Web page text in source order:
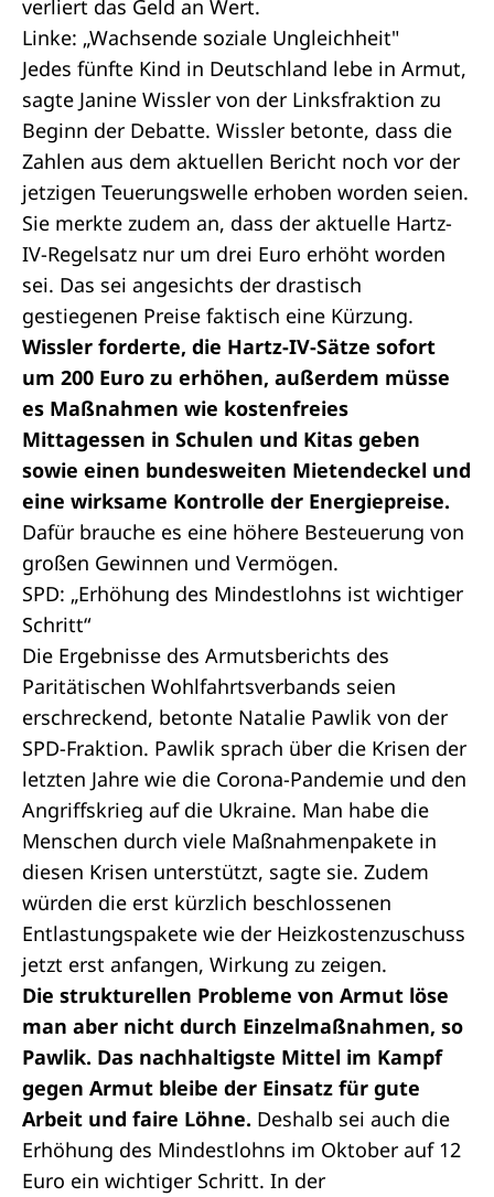
verliert das Geld an Wert.
Linke: „Wachsende soziale Ungleichheit"
Jedes fünfte Kind in Deutschland lebe in Armut,
sagte Janine Wissler von der Linksfraktion zu
Beginn der Debatte. Wissler betonte, dass die
Zahlen aus dem aktuellen Bericht noch vor der
jetzigen Teuerungswelle erhoben worden seien.
Sie merkte zudem an, dass der aktuelle Hartz-
IV-Regelsatz nur um drei Euro erhöht worden
sei. Das sei angesichts der drastisch
gestiegenen Preise faktisch eine Kürzung.
Wissler forderte, die Hartz-IV-Sätze sofort
um 200 Euro zu erhöhen, außerdem müsse
es Maßnahmen wie kostenfreies
Mittagessen in Schulen und Kitas geben
sowie einen bundesweiten Mietendeckel und
eine wirksame Kontrolle der Energiepreise.
Dafür brauche es eine höhere Besteuerung von
großen Gewinnen und Vermögen.
SPD: „Erhöhung des Mindestlohns ist wichtiger
Schritt“
Die Ergebnisse des Armutsberichts des
Paritätischen Wohlfahrtsverbands seien
erschreckend, betonte Natalie Pawlik von der
SPD-Fraktion. Pawlik sprach über die Krisen der
letzten Jahre wie die Corona-Pandemie und den
Angriffskrieg auf die Ukraine. Man habe die
Menschen durch viele Maßnahmenpakete in
diesen Krisen unterstützt, sagte sie. Zudem
würden die erst kürzlich beschlossenen
Entlastungspakete wie der Heizkostenzuschuss
jetzt erst anfangen, Wirkung zu zeigen.
Die strukturellen Probleme von Armut löse
man aber nicht durch Einzelmaßnahmen, so
Pawlik. Das nachhaltigste Mittel im Kampf
gegen Armut bleibe der Einsatz für gute
Arbeit und faire Löhne. Deshalb sei auch die
Erhöhung des Mindestlohns im Oktober auf 12
Euro ein wichtiger Schritt. In der